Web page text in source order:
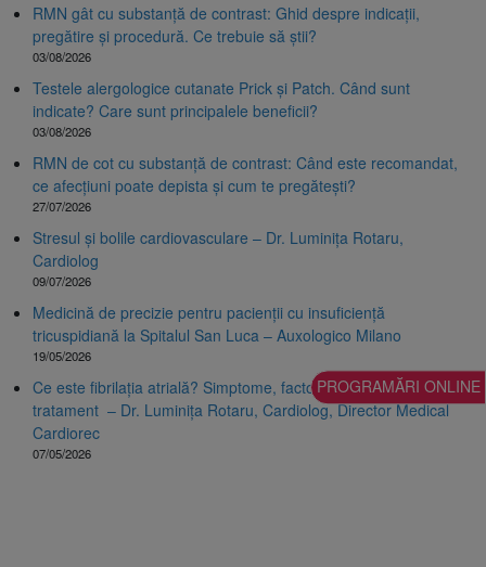
RMN gât cu substanță de contrast: Ghid despre indicații,
pregătire și procedură. Ce trebuie să știi?
03/08/2026
Testele alergologice cutanate Prick și Patch. Când sunt
indicate? Care sunt principalele beneficii?
03/08/2026
RMN de cot cu substanță de contrast: Când este recomandat,
ce afecțiuni poate depista și cum te pregătești?
27/07/2026
Stresul și bolile cardiovasculare – Dr. Luminița Rotaru,
Cardiolog
09/07/2026
Medicină de precizie pentru pacienții cu insuficiență
tricuspidiană la Spitalul San Luca – Auxologico Milano
19/05/2026
Ce este fibrilația atrială? Simptome, factori de risc, diagnostic și
tratament – Dr. Luminița Rotaru, Cardiolog, Director Medical
Cardiorec
07/05/2026
PROGRAMĂRI ONLINE